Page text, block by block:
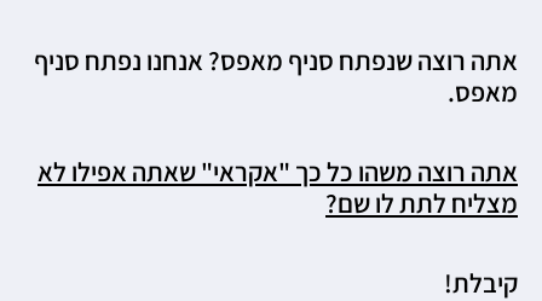
אתה רוצה שנפתח סניף מאפס? אנחנו נפתח סניף
מאפס.
אתה רוצה משהו כל כך "אקראי" שאתה אפילו לא
מצליח לתת לו שם?
קיבלת!